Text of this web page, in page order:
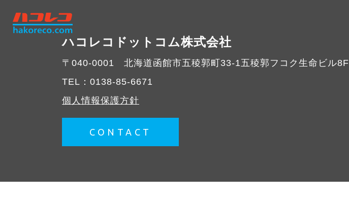
ハコレコドットコム株式会社
〒040-0001 北海道函館市五稜郭町33-1五稜郭フコク生命ビル8F
TEL： 0138-85-6671
個人情報保護方針
CONTACT